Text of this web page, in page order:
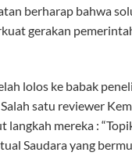
berharap bahwa
gerakan
lolos ke babak
satu reviewer
mereka :
Saudara yang